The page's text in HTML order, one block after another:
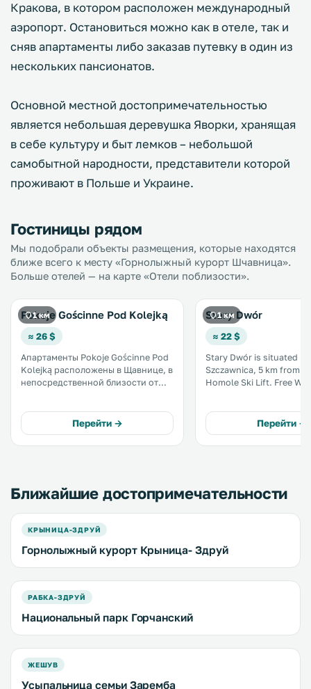
Кракова, в котором расположен международный
аэропорт. Остановиться можно как в отеле, так и
сняв апартаменты либо заказав путевку в один из
нескольких пансионатов.
Основной местной достопримечательностью
является небольшая деревушка Яворки, хранящая
в себе культуру и быт лемков – небольшой
самобытной народности, представители которой
проживают в Польше и Украине.
Гостиницы рядом
Мы подобрали объекты размещения, которые находятся
ближе всего к месту «Горнолыжный курорт Шчавница».
Больше отелей — на карте «Отели поблизости».
1 км
Pokoje Gościnne Pod Kolejką
≈ 26 $
Апартаменты Pokoje Gościnne Pod
Kolejką расположены в Щавнице, в
непосредственной близости от
холодильник, чайник и телевизор
с плоским экраном,
транслирующий спутниковые
Перейти →
1 км
Stary Dwór
≈ 22 $
Stary Dwór is situated in
Szczawnica, 5 km from
Homole Ski Lift. Free WiFi is
screen TV. .
Перейти →
Ближайшие достопримечательности
КРЫНИЦА-ЗДРУЙ
Горнолыжный курорт Крыница- Здруй
РАБКА-ЗДРУЙ
Национальный парк Горчанский
ЖЕШУВ
Усыпальница семьи Заремба